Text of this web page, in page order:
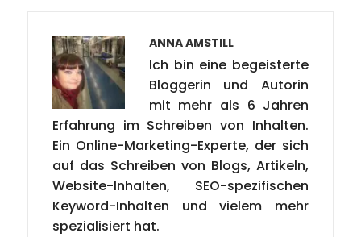
ANNA AMSTILL
Ich bin eine begeisterte
Bloggerin und Autorin
mit mehr als 6 Jahren
Erfahrung im Schreiben von Inhalten.
Ein Online-Marketing-Experte, der sich
auf das Schreiben von Blogs, Artikeln,
Website-Inhalten, SEO-spezifischen
Keyword-Inhalten und vielem mehr
spezialisiert hat.